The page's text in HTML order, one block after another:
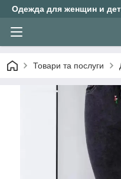
Одежда для женщин и
Товари та послуги